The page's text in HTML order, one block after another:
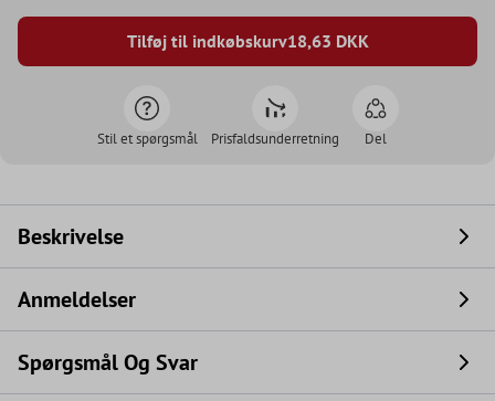
Tilføj til indkøbskurv18,63 DKK
Stil et spørgsmål Prisfaldsunderretning Del
Beskrivelse
Anmeldelser
Spørgsmål Og Svar